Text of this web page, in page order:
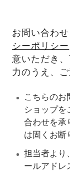
お問い合わ
シーポリシー
意いただき
力のうえ、
こちらのお
ショップを
合わせを承
は固くお断
担当者より
ールアドレ